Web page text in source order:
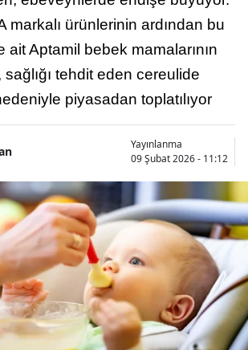
markalı ürünlerinin ardından bu
ait Aptamil bebek mamalarının
tehdit eden cereulide
piyasadan toplatılıyor
Yayınlanma
09 Şubat 2026 - 11:12